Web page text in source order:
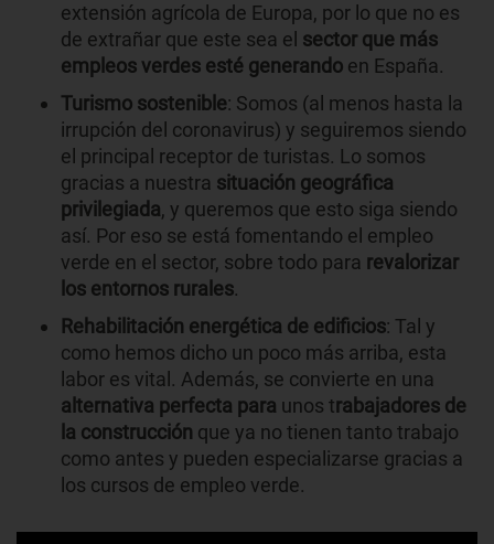
extensión agrícola de Europa, por lo que no es
de extrañar que este sea el sector que más
empleos verdes esté generando en España.
Turismo sostenible: Somos (al menos hasta la
irrupción del coronavirus) y seguiremos siendo
el principal receptor de turistas. Lo somos
gracias a nuestra situación geográfica
privilegiada, y queremos que esto siga siendo
así. Por eso se está fomentando el empleo
verde en el sector, sobre todo para revalorizar
los entornos rurales.
Rehabilitación energética de edificios: Tal y
como hemos dicho un poco más arriba, esta
labor es vital. Además, se convierte en una
alternativa perfecta para unos trabajadores de
la construcción que ya no tienen tanto trabajo
como antes y pueden especializarse gracias a
los cursos de empleo verde.